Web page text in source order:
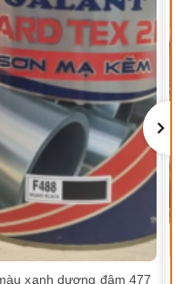
xanh dương đậm 477